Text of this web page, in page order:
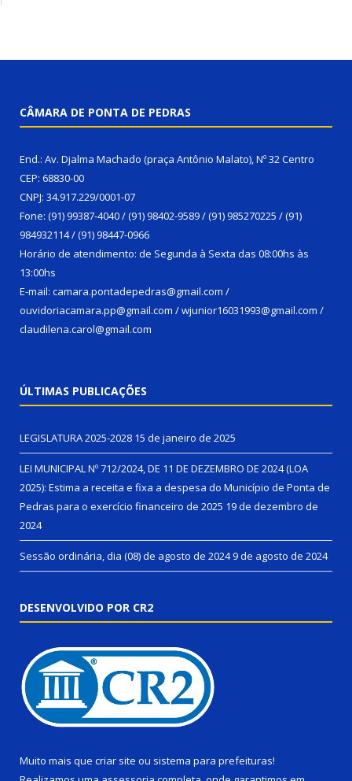
CÂMARA DE PONTA DE PEDRAS
End.: Av. Djalma Machado (praça Antônio Malato), Nº 32 Centro
CEP: 68830-00
CNPJ: 34.917.229/0001-07
Fone: (91) 99387-4040 / (91) 98402-9589 / (91) 985270225 / (91)
984932114 / (91) 98447-0966
Horário de atendimento: de Segunda à Sexta das 08:00hs às
13:00hs
E-mail: camara.pontadepedras@gmail.com /
ouvidoriacamara.pp@gmail.com / wjunior16031993@gmail.com /
claudilena.carol@gmail.com
ÚLTIMAS PUBLICAÇÕES
LEGISLATURA 2025-2028 15 de janeiro de 2025
LEI MUNICIPAL Nº 712/2024, DE 11 DE DEZEMBRO DE 2024 (LOA
2025): Estima a receita e fixa a despesa do Município de Ponta de
Pedras para o exercício financeiro de 2025 19 de dezembro de
2024
Sessão ordinária, dia (08) de agosto de 20249 de agosto de 2024
DESENVOLVIDO POR CR2
Muito mais que criar site ou sistema para prefeituras!